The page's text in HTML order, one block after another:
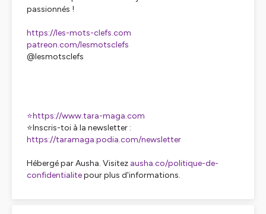
passionnés !
https://les-mots-clefs.com
patreon.com/lesmotsclefs
@lesmotsclefs
⭐️https://www.tara-maga.com
⭐️Inscris-toi à la newsletter :
https://taramaga.podia.com/newsletter
Hébergé par Ausha. Visitez ausha.co/politique-de-
confidentialitepour plus d'informations.